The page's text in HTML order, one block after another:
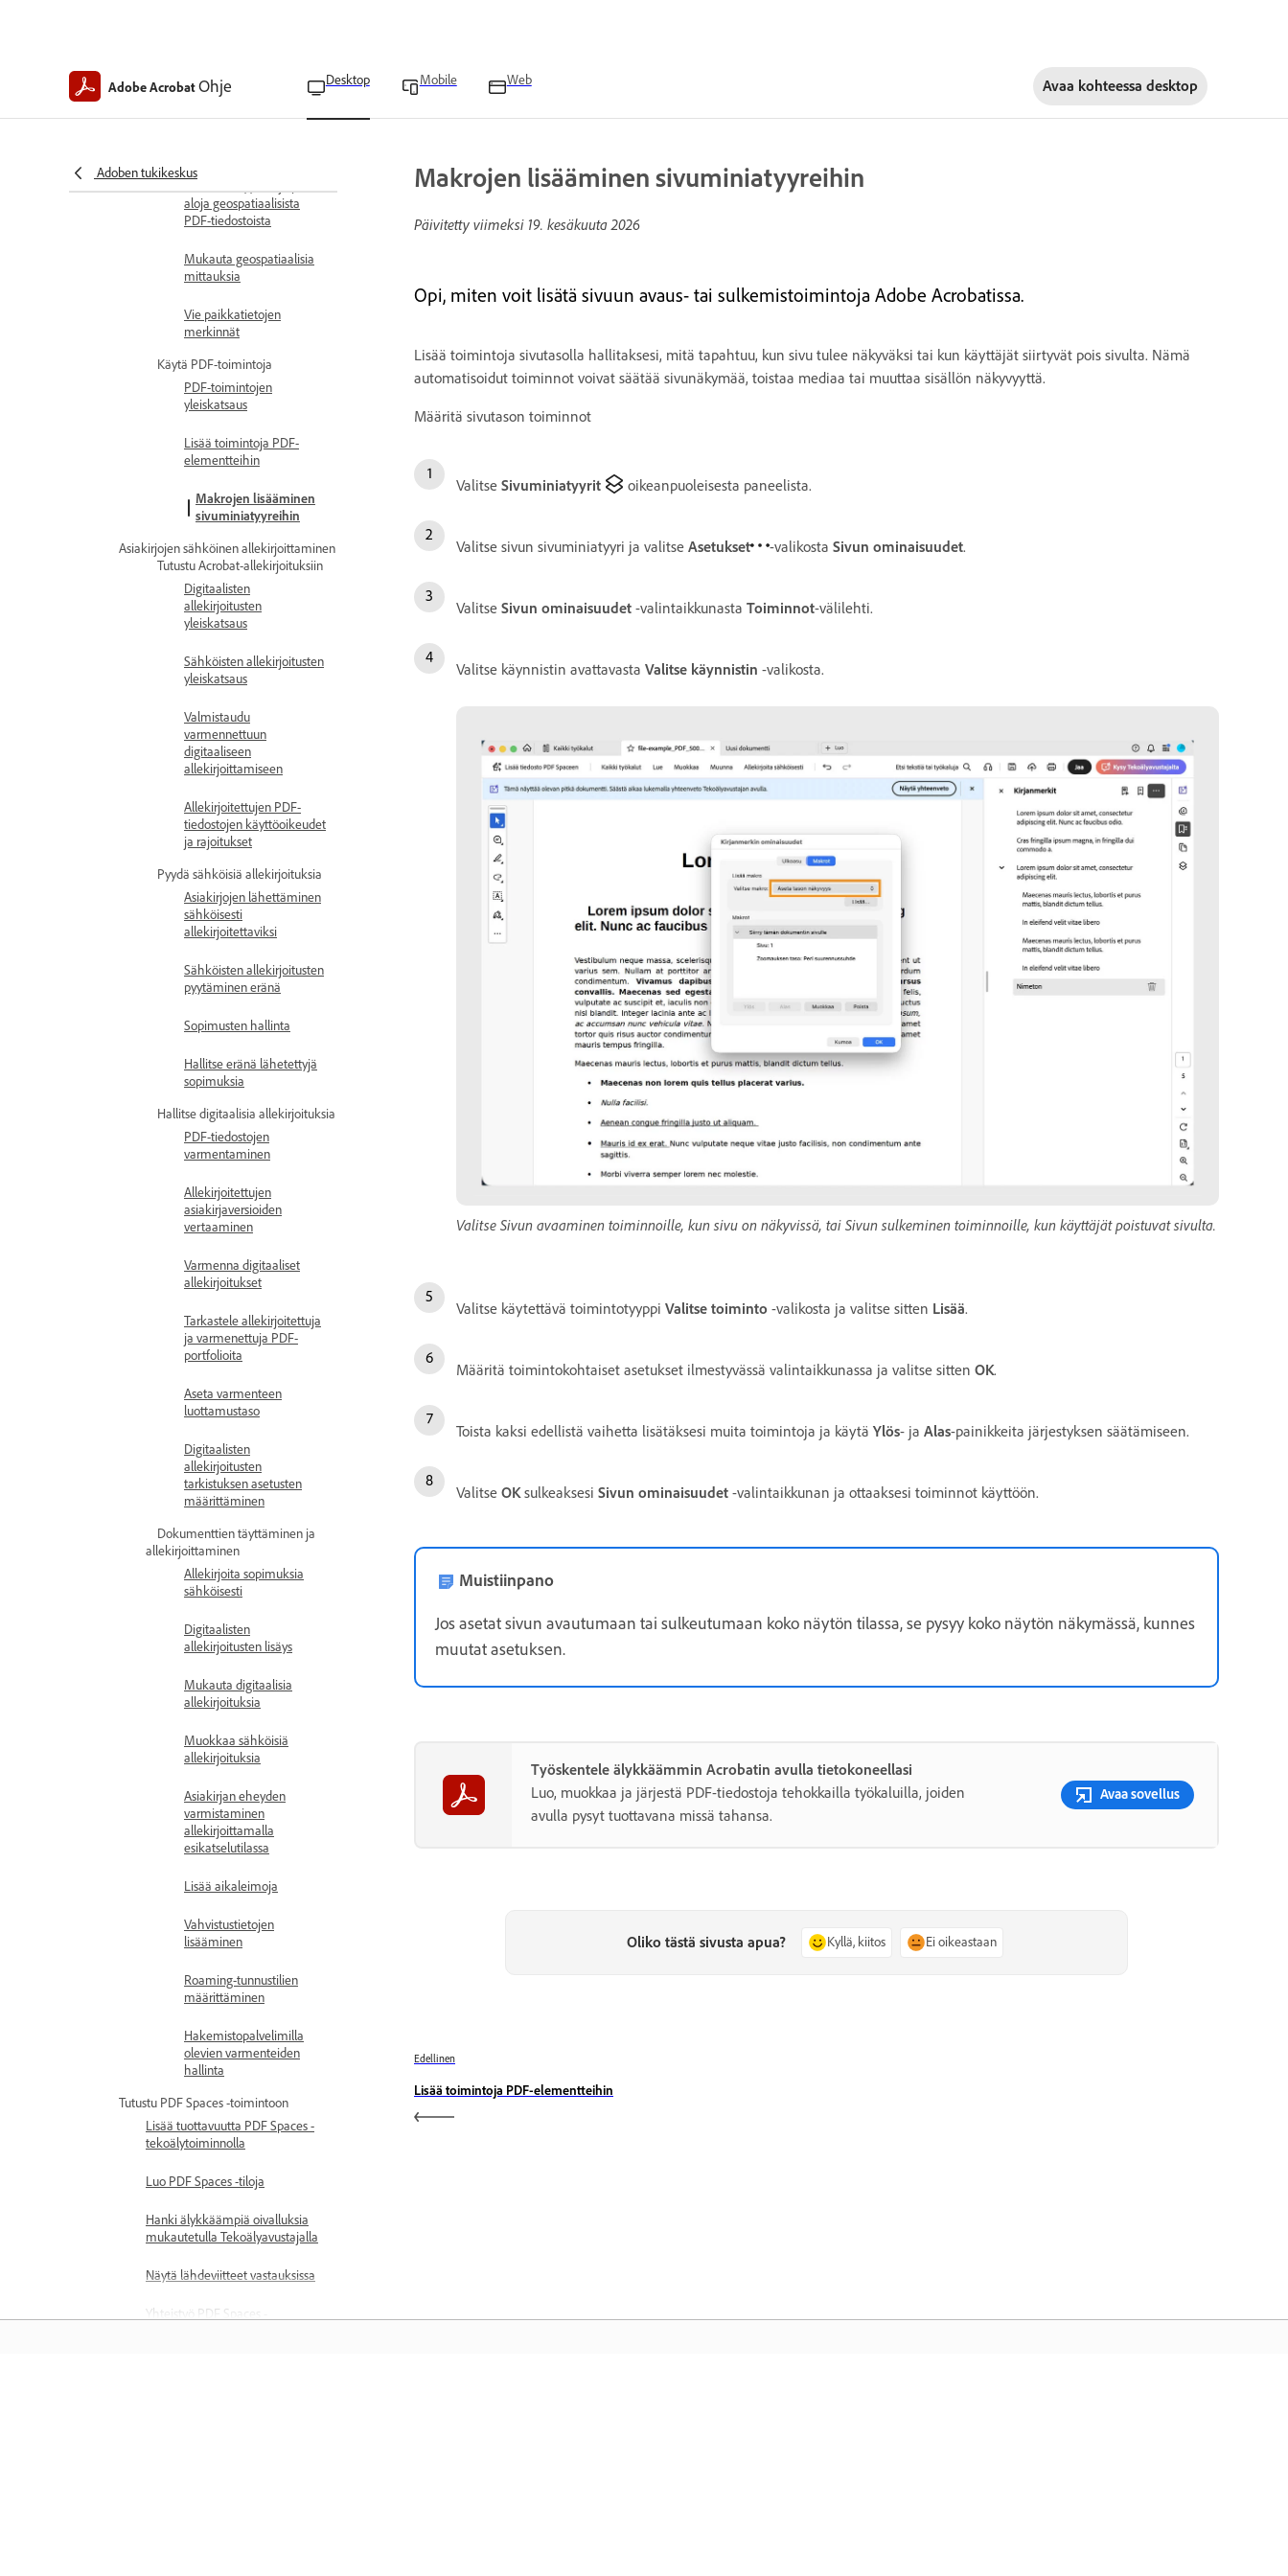
Adobe AcrobatOhje Desktop Mobile Web Avaa kohteessa desktop
Adoben tukikeskus
aloja geospatiaalisista
PDF-tiedostoista
Mukauta geospatiaalisia
mittauksia
Vie paikkatietojen
merkinnät
Käytä PDF-toimintoja
PDF-toimintojen
yleiskatsaus
Lisää toimintoja PDF-
elementteihin
Makrojen lisääminen
sivuminiatyyreihin
Asiakirjojen sähköinen allekirjoittaminen
Tutustu Acrobat-allekirjoituksiin
Digitaalisten
allekirjoitusten
yleiskatsaus
Sähköisten allekirjoitusten
yleiskatsaus
Valmistaudu
varmennettuun
digitaaliseen
allekirjoittamiseen
Allekirjoitettujen PDF-
tiedostojen käyttöoikeudet
ja rajoitukset
Pyydä sähköisiä allekirjoituksia
Asiakirjojen lähettäminen
sähköisesti
allekirjoitettaviksi
Sähköisten allekirjoitusten
pyytäminen eränä
Sopimusten hallinta
Hallitse eränä lähetettyjä
sopimuksia
Hallitse digitaalisia allekirjoituksia
PDF-tiedostojen
varmentaminen
Allekirjoitettujen
asiakirjaversioiden
vertaaminen
Varmenna digitaaliset
allekirjoitukset
Tarkastele allekirjoitettuja
ja varmenettuja PDF-
portfolioita
Aseta varmenteen
luottamustaso
Digitaalisten
allekirjoitusten
tarkistuksen asetusten
määrittäminen
Dokumenttien täyttäminen ja
allekirjoittaminen
Allekirjoita sopimuksia
sähköisesti
Digitaalisten
allekirjoitusten lisäys
Mukauta digitaalisia
allekirjoituksia
Muokkaa sähköisiä
allekirjoituksia
Asiakirjan eheyden
varmistaminen
allekirjoittamalla
esikatselutilassa
Lisää aikaleimoja
Vahvistustietojen
lisääminen
Roaming-tunnustilien
määrittäminen
Hakemistopalvelimilla
olevien varmenteiden
hallinta
Tutustu PDF Spaces -toimintoon
Lisää tuottavuutta PDF Spaces -
tekoälytoiminnolla
Luo PDF Spaces -tiloja
Hanki älykkäämpiä oivalluksia
mukautetulla Tekoälyavustajalla
Näytä lähdeviitteet vastauksissa
Yhteistyö PDF Spaces -
Makrojen lisääminen sivuminiatyyreihin
Päivitetty viimeksi 19. kesäkuuta 2026
Opi, miten voit lisätä sivuun avaus- tai sulkemistoimintoja Adobe Acrobatissa.
Lisää toimintoja sivutasolla hallitaksesi, mitä tapahtuu, kun sivu tulee näkyväksi tai kun käyttäjät siirtyvät pois sivulta. Nämä
automatisoidut toiminnot voivat säätää sivunäkymää, toistaa mediaa tai muuttaa sisällön näkyvyyttä.
Määritä sivutason toiminnot
Valitse Sivuminiatyyrit oikeanpuoleisesta paneelista.
Valitse sivun sivuminiatyyri ja valitse Asetukset -valikosta Sivun ominaisuudet.
Valitse Sivun ominaisuudet -valintaikkunasta Toiminnot-välilehti.
Valitse käynnistin avattavasta Valitse käynnistin -valikosta.
Valitse Sivun avaaminen toiminnoille, kun sivu on näkyvissä, tai Sivun sulkeminen toiminnoille, kun käyttäjät poistuvat sivulta.
Valitse käytettävä toimintotyyppi Valitse toiminto -valikosta ja valitse sitten Lisää.
Määritä toimintokohtaiset asetukset ilmestyvässä valintaikkunassa ja valitse sitten OK.
Toista kaksi edellistä vaihetta lisätäksesi muita toimintoja ja käytä Ylös- ja Alas-painikkeita järjestyksen säätämiseen.
Valitse OKsulkeaksesi Sivun ominaisuudet -valintaikkunan ja ottaaksesi toiminnot käyttöön.
Muistiinpano
Jos asetat sivun avautumaan tai sulkeutumaan koko näytön tilassa, se pysyy koko näytön näkymässä, kunnes
muutat asetuksen.
Työskentele älykkäämmin Acrobatin avulla tietokoneellasi
Luo, muokkaa ja järjestä PDF-tiedostoja tehokkailla työkaluilla, joiden
avulla pysyt tuottavana missä tahansa.
Avaa sovellus
Oliko tästä sivusta apua? Kyllä, kiitos Ei oikeastaan
Edellinen
Lisää toimintoja PDF-elementteihin